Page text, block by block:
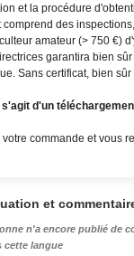
et la procédure
comprend des
amateur (> 750 €)
garantira bien
Sans certificat, bien sûr
s'agit d'un
votre commande et vous
et
n'a encore publié de
cette langue